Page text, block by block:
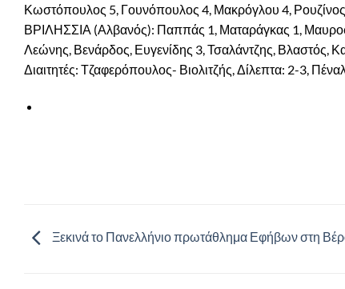
Κωστόπουλος 5, Γουνόπουλος 4, Μακρόγλου 4,
ΒΡΙΛΗΣΣΙΑ (Αλβανός): Παππάς 1, Ματαράγκας 1,
Λεώνης, Βενάρδος, Ευγενίδης 3, Τσαλάντζης, Βλαστός,
Διαιτητές: Τζαφερόπουλος- Βιολιτζής, Δίλεπτα: 2-3,
Ξεκινά το Πανελλήνιο πρωτάθλημα Εφήβων στη